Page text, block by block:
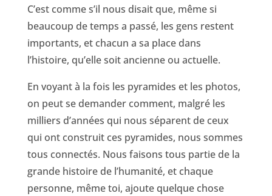
C’est comme s’il nous disait que, même si
beaucoup de temps a passé, les gens restent
importants, et chacun a sa place dans
l’histoire, qu’elle soit ancienne ou actuelle.
En voyant à la fois les pyramides et les photos,
on peut se demander comment, malgré les
milliers d’années qui nous séparent de ceux
qui ont construit ces pyramides, nous sommes
tous connectés. Nous faisons tous partie de la
grande histoire de l’humanité, et chaque
personne, même toi, ajoute quelque chose